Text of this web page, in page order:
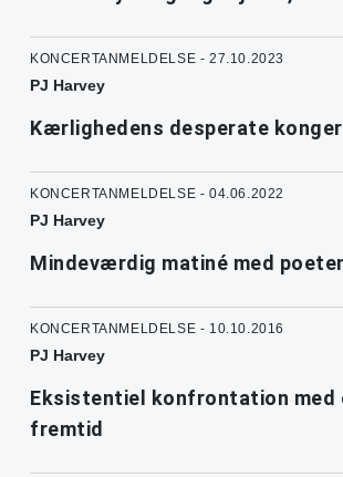
KONCERTANMELDELSE - 27.10.2023
PJ Harvey
Kærlighedens desperate
KONCERTANMELDELSE - 04.06.2022
PJ Harvey
Mindeværdig matiné med
KONCERTANMELDELSE - 10.10.2016
PJ Harvey
Eksistentiel konfrontation med
fremtid